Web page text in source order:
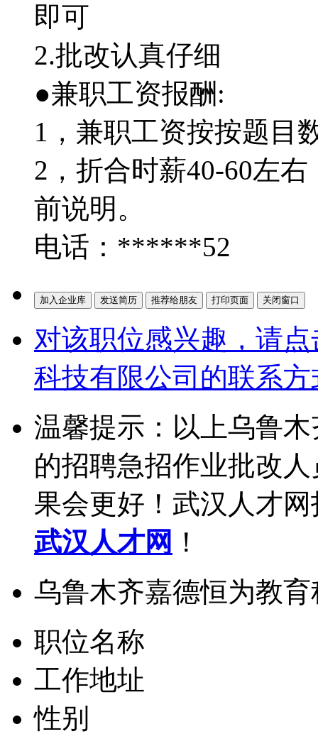
即可
2.批改认真仔细
●兼职工资报酬:
1，兼职工资按按题目
2，折合时薪40-60左
前说明。
电话：******52
对该职位感兴趣，请
科技有限公司的联系方
温馨提示：以上乌鲁
的招聘急招作业批改
果会更好！武汉人才
武汉人才网 ！
乌鲁木齐嘉德恒为教
职位名称
工作地址
性别